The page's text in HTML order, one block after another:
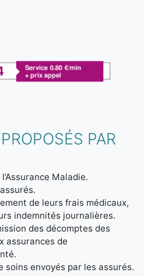
PAR
Maladie.
de leurs frais médicaux,
indemnités journalières.
des décomptes des
assurances de
soins envoyés par les assurés.